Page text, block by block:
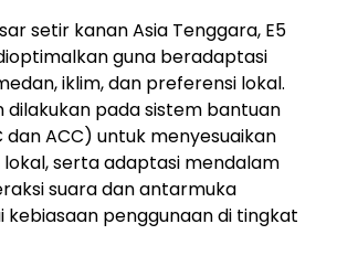
setir kanan Asia Tenggara, E5
dioptimalkan guna beradaptasi
iklim, dan preferensi lokal.
dilakukan pada sistem bantuan
dan ACC) untuk menyesuaikan
serta adaptasi mendalam
suara dan antarmuka
kebiasaan penggunaan di tingkat